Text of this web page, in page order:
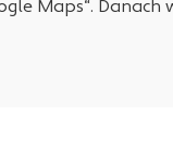
Maps“.